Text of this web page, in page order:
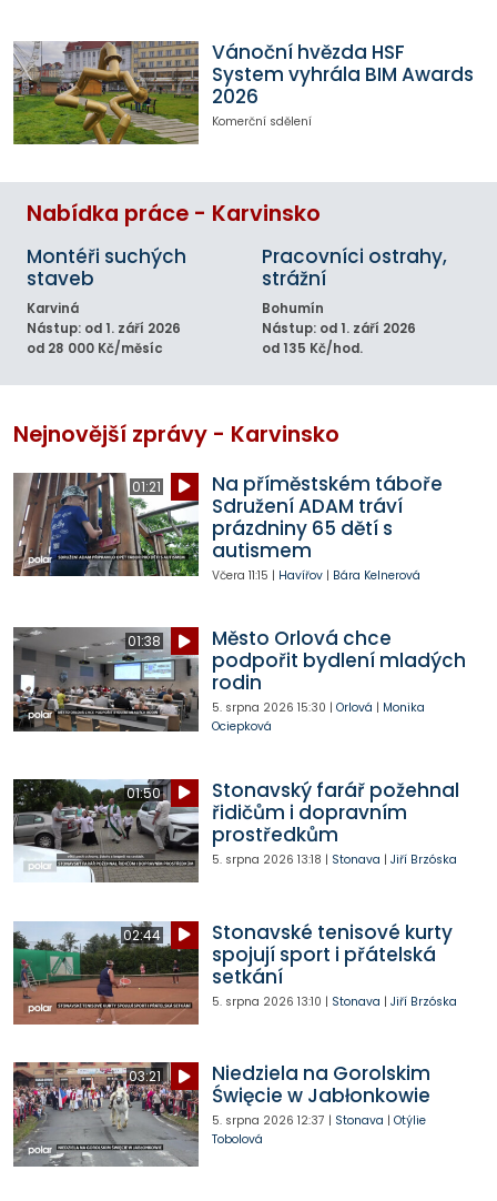
Vánoční hvězda HSF
System vyhrála BIM Awards
2026
Komerční sdělení
Nabídka práce - Karvinsko
Montéři suchých
staveb
Karviná
Nástup: od 1. září 2026
od 28 000 Kč/měsíc
Pracovníci ostrahy,
strážní
Bohumín
Nástup: od 1. září 2026
od 135 Kč/hod.
Nejnovější zprávy - Karvinsko
01:21
Na příměstském táboře
Sdružení ADAM tráví
prázdniny 65 dětí s
autismem
Včera 11:15 | Havířov| Bára Kelnerová
01:38
Město Orlová chce
podpořit bydlení mladých
rodin
5. srpna 2026 15:30 | Orlová | Monika
Ociepková
01:50
Stonavský farář požehnal
řidičům i dopravním
prostředkům
5. srpna 2026 13:18 | Stonava | Jiří Brzóska
02:44
Stonavské tenisové kurty
spojují sport i přátelská
setkání
5. srpna 2026 13:10 | Stonava | Jiří Brzóska
03:21
Niedziela na Gorolskim
Święcie w Jabłonkowie
5. srpna 2026 12:37 | Stonava | Otýlie
Tobolová